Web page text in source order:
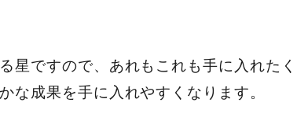
星ですので、あれもこれも手に入れたく
成果を手に入れやすくなります。